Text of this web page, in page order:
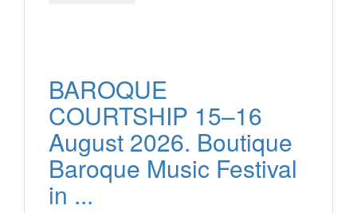
BAROQUE
COURTSHIP 15–16
August 2026. Boutique
Baroque Music Festival
in ...